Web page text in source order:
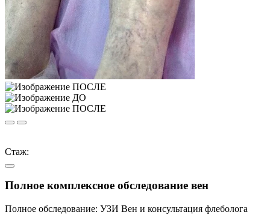
Стаж:
Полное комплексное обследование вен
Полное обследование: УЗИ Вен и консультация флеболога